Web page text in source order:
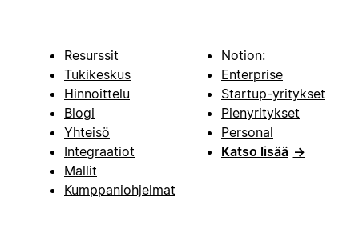
Resurssit
Tukikeskus
Hinnoittelu
Blogi
Yhteisö
Integraatiot
Mallit
Kumppaniohjelmat
Notion:
Enterprise
Startup-yritykset
Pienyritykset
Personal
Katso lisää →